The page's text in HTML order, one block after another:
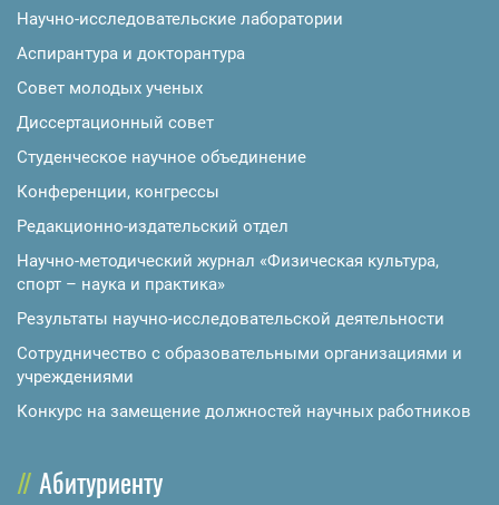
Научно-исследовательские лаборатории
Аспирантура и докторантура
Совет молодых ученых
Диссертационный совет
Студенческое научное объединение
Конференции, конгрессы
Редакционно-издательский отдел
Научно-методический журнал «Физическая культура,
спорт – наука и практика»
Результаты научно-исследовательской деятельности
Сотрудничество с образовательными организациями и
учреждениями
Конкурс на замещение должностей научных работников
Абитуриенту